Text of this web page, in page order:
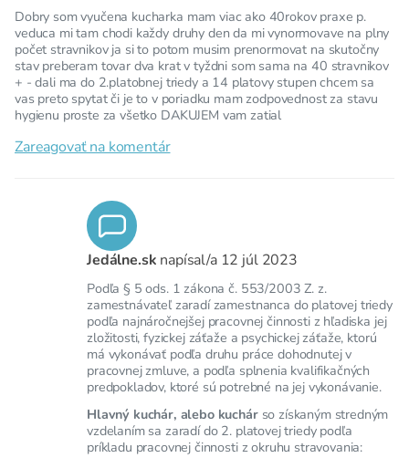
Dobry som vyučena kucharka mam viac ako 40rokov praxe p.
veduca mi tam chodi každy druhy den da mi vynormovave na plny
počet stravnikov ja si to potom musim prenormovat na skutočny
stav preberam tovar dva krat v tyždni som sama na 40 stravnikov
+ - dali ma do 2.platobnej triedy a 14 platovy stupen chcem sa
vas preto spytat či je to v poriadku mam zodpovednost za stavu
hygienu proste za všetko DAKUJEM vam zatial
Zareagovať na komentár
Jedálne.sk napísal/a 12 júl 2023
Podľa § 5 ods. 1 zákona č. 553/2003 Z. z.
zamestnávateľ zaradí zamestnanca do platovej triedy
podľa najnáročnejšej pracovnej činnosti z hľadiska jej
zložitosti, fyzickej záťaže a psychickej záťaže, ktorú
má vykonávať podľa druhu práce dohodnutej v
pracovnej zmluve, a podľa splnenia kvalifikačných
predpokladov, ktoré sú potrebné na jej vykonávanie.
Hlavný kuchár, alebo kuchárso získaným stredným
vzdelaním sa zaradí do 2. platovej triedy podľa
príkladu pracovnej činnosti z okruhu stravovania: